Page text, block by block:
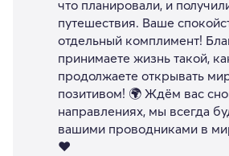
что планировали, и
путешествия. Ваше
отдельный комплимент!
принимаете жизнь такой,
продолжаете открывать
позитивом! 🌍 Ждём вас
направлениях, мы всегда
вашими проводниками в
❤️